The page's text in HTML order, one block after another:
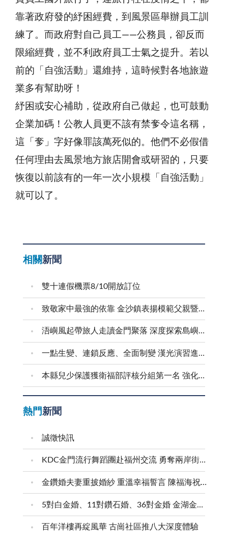
靠著政府發的紓困經費，到風景區舉辦員工訓
練了。而政府對自己員工——公務員，卻反而
限縮經費，並不利政府員工士氣之提升。若以
前的「自強活動」還維持，這時候對各地旅遊
業多有幫助呀！
紓困或安心補助，從政府自己做起，也可鼓動
企業加碼！公教人員更不該有禁奓令這名稱，
這「奓」字好像罪該萬死似的。他們不必假借
任何理由去風景地方旅店開會或研習的，只要
恢復以前該有的一年一次小規模「自強活動」
就可以了。
相關新聞
雙十連假機票8/10開放訂位
致敬家中最強的依靠 金沙鎮表揚模範父親暨新好爸爸
浯嶼風起帶旅人走讀金門聚落 深度探索島嶼文化底蘊
一點生變、連鎖反應、全面制變 漢光演習進行防護射擊
本縣兒少保護獲衛福部評核分組第一名 強化預防與跨域合作 建構兒少安全成長環境
熱門新聞
誠徵快訊
KDC金門流行舞蹈團赴福州交流 勇奪兩岸街舞賽三等獎
金鑽婚夫妻重披婚紗 重溫幸福誓言 陳福海祝福牽手半世紀 情深相守成典範
5對白金婚、11對鑽石婚、36對金婚 金湖金沙夫妻共享榮耀時刻 陳福海表揚金鑽婚夫妻 向半世紀相守家庭典範致敬
百年洋樓再綻風華 古崗社區推八大深度體驗